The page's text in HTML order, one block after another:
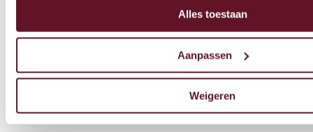
Alles toestaan
Aanpassen
Weigeren